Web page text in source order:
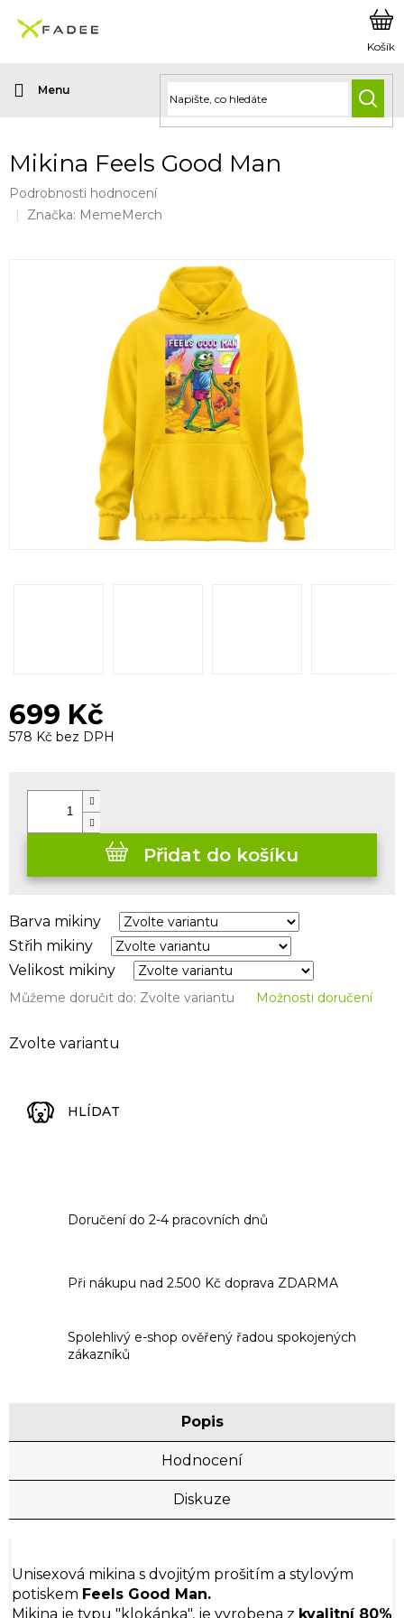
obsah
Mikina Feels Good Man
Průměrné
hodnocení
Podrobnosti hodnocení
Značka: MemeMerch
699 Kč
578 Kč bez DPH
Zvolte variantu
Barva mikiny
Střih mikiny
Velikost mikiny
Můžeme doručit do: Zvolte variantu Možnosti doručení
Přidat do košíku
HLÍDAT
Doručení do 2-4 pracovních dnů
Při nákupu nad 2.500 Kč doprava ZDARMA
Spolehlivý e-shop ověřený řadou spokojených
zákazníků
Popis
Hodnocení
Diskuze
Unisexová mikina s dvojitým prošitím a stylovým
potiskem Feels Good Man.
Mikina je typu "klokánka", je vyrobena z kvalitní 80%